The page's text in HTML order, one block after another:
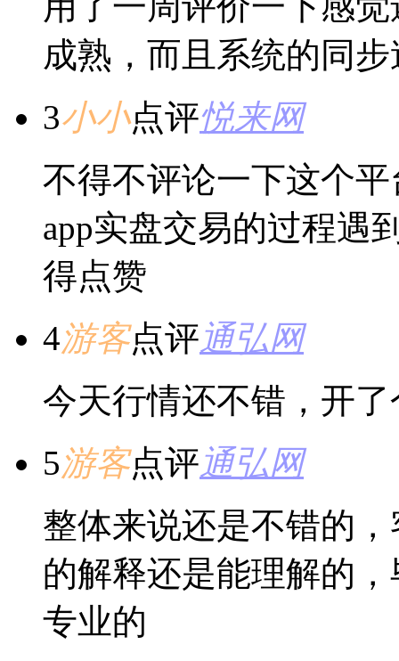
成熟，而且系统的同
3小小点评悦来网
不得不评论一下这个
app实盘交易的过程遇
得点赞
4游客点评通弘网
今天行情还不错，开
5游客点评通弘网
整体来说还是不错的
的解释还是能理解的
专业的